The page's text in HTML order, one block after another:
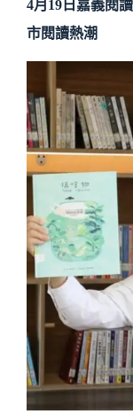
4月19日嘉義閱
市閱讀熱潮